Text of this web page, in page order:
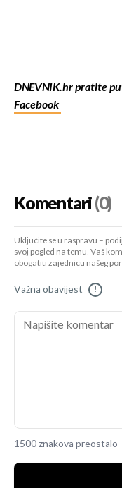
DNEVNIK.hr pratite
Facebook
Komentari(0)
Uključite se u raspravu –
svoj pogled na temu. Vaš
obogatiti zajednicu našeg
Važna obavijest !
1500 znakova preostalo